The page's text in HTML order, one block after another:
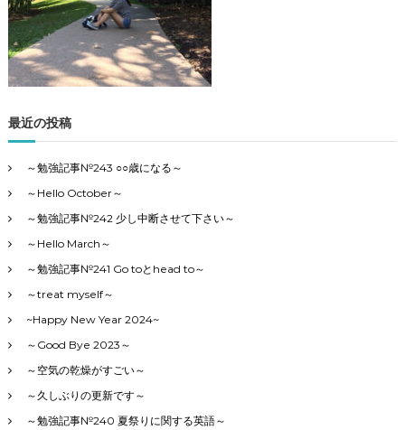
テ
ゴ
リ
ー
で
最近の投稿
～勉強記事№243 ○○歳になる～
～Hello October～
～勉強記事№242 少し中断させて下さい～
～Hello March～
～勉強記事№241 Go toとhead to～
～treat myself～
~Happy New Year 2024~
～Good Bye 2023～
～空気の乾燥がすごい～
～久しぶりの更新です～
～勉強記事№240 夏祭りに関する英語～